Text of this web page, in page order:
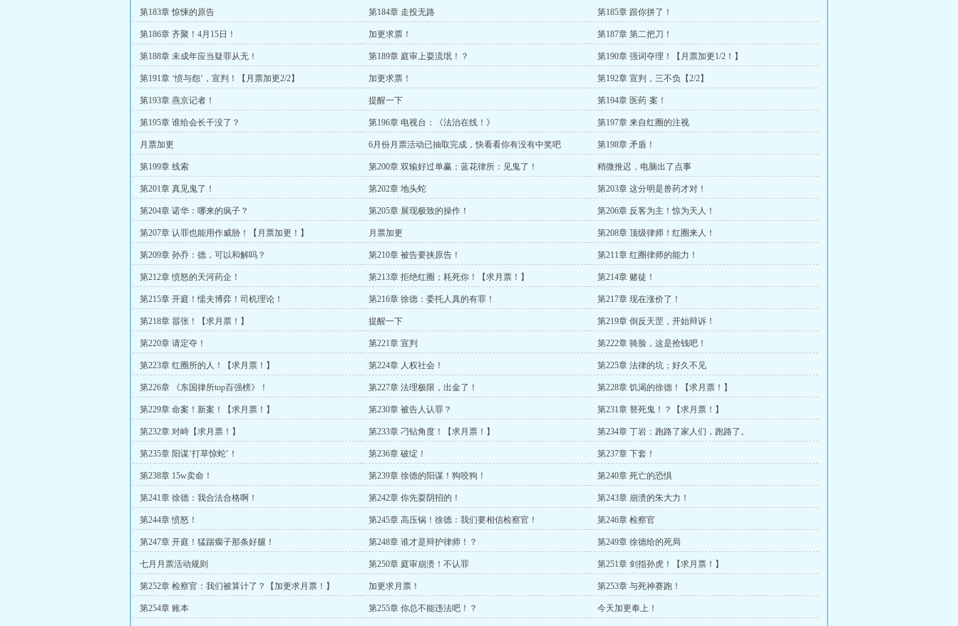
第183章 惊悚的原告 第184章 走投无路 第185章 跟你拼了！
第186章 齐聚！4月15日！ 加更求票！ 第187章 第二把刀！
第188章 未成年应当疑罪从无！ 第189章 庭审上耍流氓！？ 第190章 强词夺理！【月票加更1/2！】
第191章 ‘愤与怨’，宣判！【月票加更2/2】 加更求票！ 第192章 宣判，三不负【2/2】
第193章 燕京记者！ 提醒一下 第194章 医药·案！
第195章 谁给会长干没了？ 第196章 电视台：《法治在线！》 第197章 来自红圈的注视
月票加更 6月份月票活动已抽取完成，快看看你有没有中奖吧 第198章 矛盾！
第199章 线索 第200章 双输好过单赢；蓝花律所：见鬼了！ 稍微推迟，电脑出了点事
第201章 真见鬼了！ 第202章 地头蛇 第203章 这分明是兽药才对！
第204章 诺华：哪来的疯子？ 第205章 展现极致的操作！ 第206章 反客为主！惊为天人！
第207章 认罪也能用作威胁！【月票加更！】 月票加更 第208章 顶级律师！红圈来人！
第209章 孙乔：德，可以和解吗？ 第210章 被告要挟原告！ 第211章 红圈律师的能力！
第212章 愤怒的天河药企！ 第213章 拒绝红圈；耗死你！【求月票！】 第214章 赌徒！
第215章 开庭！懦夫博弈！司机理论！ 第216章 徐德：委托人真的有罪！ 第217章 现在涨价了！
第218章 嚣张！【求月票！】 提醒一下 第219章 倒反天罡，开始辩诉！
第220章 请定夺！ 第221章 宣判 第222章 骑脸，这是抢钱吧！
第223章 红圈所的人！【求月票！】 第224章 人权社会！ 第225章 法律的坑；好久不见
第226章 《东国律所top百强榜》！ 第227章 法理极限，出金了！ 第228章 饥渴的徐德！【求月票！】
第229章 命案！新案！【求月票！】 第230章 被告人认罪？ 第231章 替死鬼！？【求月票！】
第232章 对峙【求月票！】 第233章 刁钻角度！【求月票！】 第234章 丁岩：跑路了家人们，跑路了。
第235章 阳谋‘打草惊蛇’！ 第236章 破绽！ 第237章 下套！
第238章 15w卖命！ 第239章 徐德的阳谋！狗咬狗！ 第240章 死亡的恐惧
第241章 徐德：我合法合格啊！ 第242章 你先耍阴招的！ 第243章 崩溃的朱大力！
第244章 愤怒！ 第245章 高压锅！徐德：我们要相信检察官！ 第246章 检察官
第247章 开庭！猛踹瘸子那条好腿！ 第248章 谁才是辩护律师！？ 第249章 徐德给的死局
七月月票活动规则 第250章 庭审崩溃！不认罪 第251章 剑指孙虎！【求月票！】
第252章 检察官：我们被算计了？【加更求月票！】 加更求月票！ 第253章 与死神赛跑！
第254章 账本 第255章 你总不能违法吧！？ 今天加更奉上！